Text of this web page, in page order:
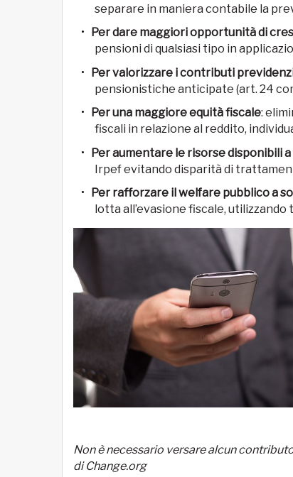
separare in maniera contabile la
Per dare maggiori opportunità di
pensioni di qualsiasi tipo in
Per valorizzare i contributi
pensionistiche anticipate (art. 24
Per una maggiore equità fiscale:
fiscali in relazione al reddito,
Per aumentare le risorse disponibili
Irpef evitando disparità di
Per rafforzare il welfare pubblico a
lotta all’evasione fiscale,
Non è necessario versare alcun
di Change.org